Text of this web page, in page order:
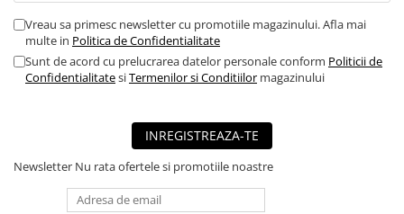
■ Mobilier service
■ Scule de mana
■ Vulcanizare
■ Bancuri de scule
► Ulei motor autoturisme
Vreau sa primesc newsletter cu promotiile magazinului. Afla mai
multe in Politica de Confidentialitate
Sunt de acord cu prelucrarea datelor personale conform Politicii de
ConfidentialitatesiTermenilor si Conditiilor magazinului
INREGISTREAZA-TE
Newsletter Nu rata ofertele si promotiile noastre